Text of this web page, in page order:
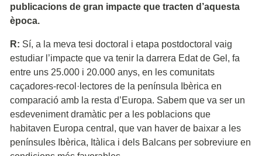
publicacions de gran impacte que tracten d’aquesta
època.
R: Sí, a la meva tesi doctoral i etapa postdoctoral vaig
estudiar l’impacte que va tenir la darrera Edat de Gel, fa
entre uns 25.000 i 20.000 anys, en les comunitats
caçadores-recol·lectores de la península Ibèrica en
comparació amb la resta d’Europa. Sabem que va ser un
esdeveniment dramàtic per a les poblacions que
habitaven Europa central, que van haver de baixar a les
penínsules Ibèrica, Itàlica i dels Balcans per sobreviure en